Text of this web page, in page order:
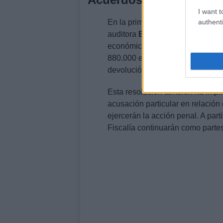
I want
En la primera sesión se dio a
auditora BDO
económica a cambio de ser
880.000 euros, una cifra
devolución de parte de los
Esta resolución también ha
acusación particular en
ejercerán la acción penal. A
Fiscalía continuarán como